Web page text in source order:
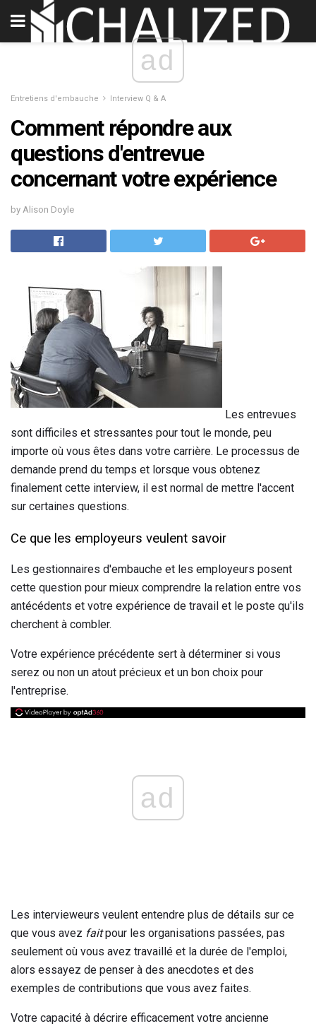
ad
Entretiens d'embauche Interview Q & A
Comment répondre aux
questions d'entrevue
concernant votre expérience
by Alison Doyle
Les entrevues
sont difficiles et stressantes pour tout le monde, peu
importe où vous êtes dans votre carrière. Le processus de
demande prend du temps et lorsque vous obtenez
finalement cette interview, il est normal de mettre l'accent
sur certaines questions.
Ce que les employeurs veulent savoir
Les gestionnaires d'embauche et les employeurs posent
cette question pour mieux comprendre la relation entre vos
antécédents et votre expérience de travail et le poste qu'ils
cherchent à combler.
Votre expérience précédente sert à déterminer si vous
serez ou non un atout précieux et un bon choix pour
l'entreprise.
ad
Les intervieweurs veulent entendre plus de détails sur ce
que vous avez faitpour les organisations passées, pas
seulement où vous avez travaillé et la durée de l'emploi,
alors essayez de penser à des anecdotes et des
exemples de contributions que vous avez faites.
Votre capacité à décrire efficacement votre ancienne